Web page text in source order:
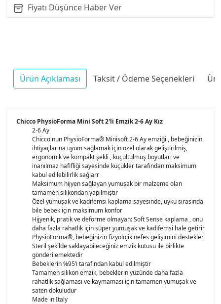
Fiyatı Düşünce Haber Ver
Ürün Açıklaması Taksit / Ödeme Seçenekleri
Chicco PhysioForma Mini Soft 2'li Emzik 2-6 Ay Kız
2-6 Ay
Chicco'nun PhysioForma® Minisoft 2-6 Ay emziği , bebeğinizin
ihtiyaçlarına uyum sağlamak için özel olarak geliştirilmiş,
ergonomik ve kompakt şekli , küçültülmüş boyutları ve
inanılmaz hafifliği sayesinde küçükler tarafından maksimum
kabul edilebilirlik sağlarr
Maksimum hijyen sağlayan yumuşak bir malzeme olan
tamamen silikondan yapılmıştır
Özel yumuşak ve kadifemsi kaplama sayesinde, uyku sırasında
bile bebek için maksimum konfor
Hijyenik, pratik ve deforme olmayan: Soft Sense kaplama , onu
daha fazla rahatlık için süper yumuşak ve kadifemsi hale getirir
PhysioForma®, bebeğinizin fizyolojik nefes gelişimini destekler
Steril şekilde saklayabileceğiniz emzik kutusu ile birlikte
gönderilemektedir
Bebeklerin %95’i tarafından kabul edilmiştir
Tamamen silikon emzik, bebeklerin yüzünde daha fazla
rahatlık sağlaması ve kaymaması için tamamen yumuşak ve
saten dokuludur
Made in Italy